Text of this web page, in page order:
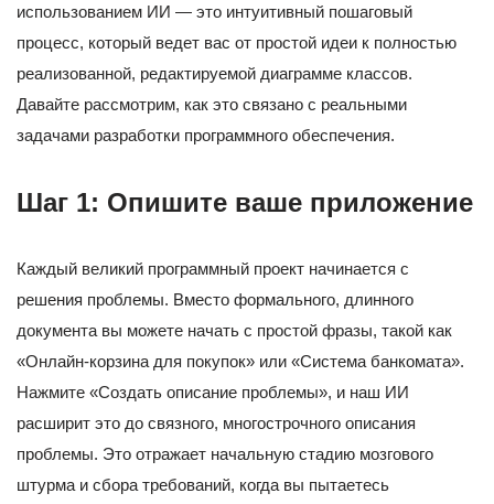
использованием ИИ — это интуитивный пошаговый
процесс, который ведет вас от простой идеи к полностью
реализованной, редактируемой диаграмме классов.
Давайте рассмотрим, как это связано с реальными
задачами разработки программного обеспечения.
Шаг 1: Опишите ваше приложение
Каждый великий программный проект начинается с
решения проблемы. Вместо формального, длинного
документа вы можете начать с простой фразы, такой как
«Онлайн-корзина для покупок» или «Система банкомата».
Нажмите «Создать описание проблемы», и наш ИИ
расширит это до связного, многострочного описания
проблемы. Это отражает начальную стадию мозгового
штурма и сбора требований, когда вы пытаетесь